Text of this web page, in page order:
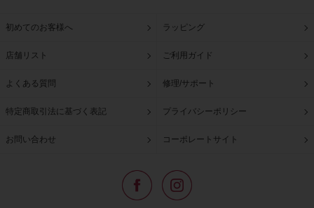
初めてのお客様へ ラッピング
店舗リスト ご利用ガイド
よくある質問 修理/サポート
特定商取引法に基づく表記 プライバシーポリシー
お問い合わせ コーポレートサイト